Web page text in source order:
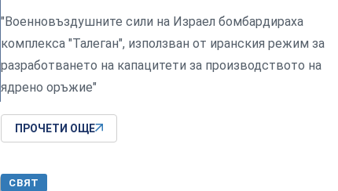
"Военновъздушните сили на Израел бомбардираха
комплекса "Талеган", използван от иранския режим за
разработването на капацитети за производството на
ядрено оръжие"
ПРОЧЕТИ ОЩЕ
СВЯТ